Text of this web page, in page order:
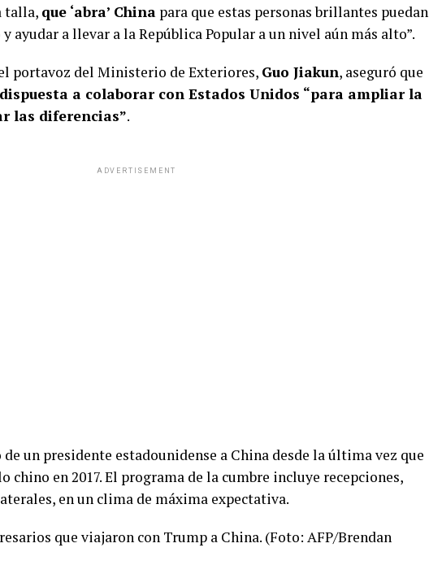
talla, que ‘abra’ China para que estas personas brillantes puedan
ayudar a llevar a la República Popular a un nivel aún más alto”.
portavoz del Ministerio de Exteriores, Guo Jiakun, aseguró que
a colaborar con Estados Unidos “para ampliar la
las diferencias”.
ADVERTISEMENT
un presidente estadounidense a China desde la última vez que
chino en 2017. El programa de la cumbre incluye recepciones,
en un clima de máxima expectativa.
que viajaron con Trump a China. (Foto: AFP/Brendan